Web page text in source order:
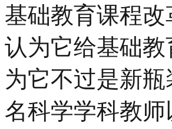
基础教育课程
认为它给基础
为它不过是新
名科学学科教